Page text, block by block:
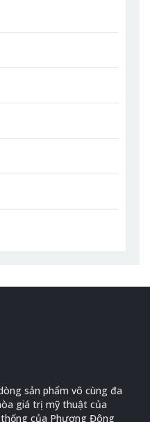
sản phẩm vô cùng đa
giá trị mỹ thuật của
của Phương Đông